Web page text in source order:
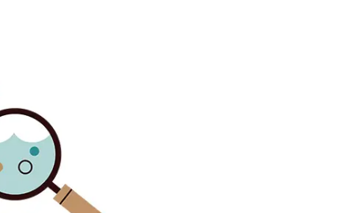
, vis- en waterbeheer.